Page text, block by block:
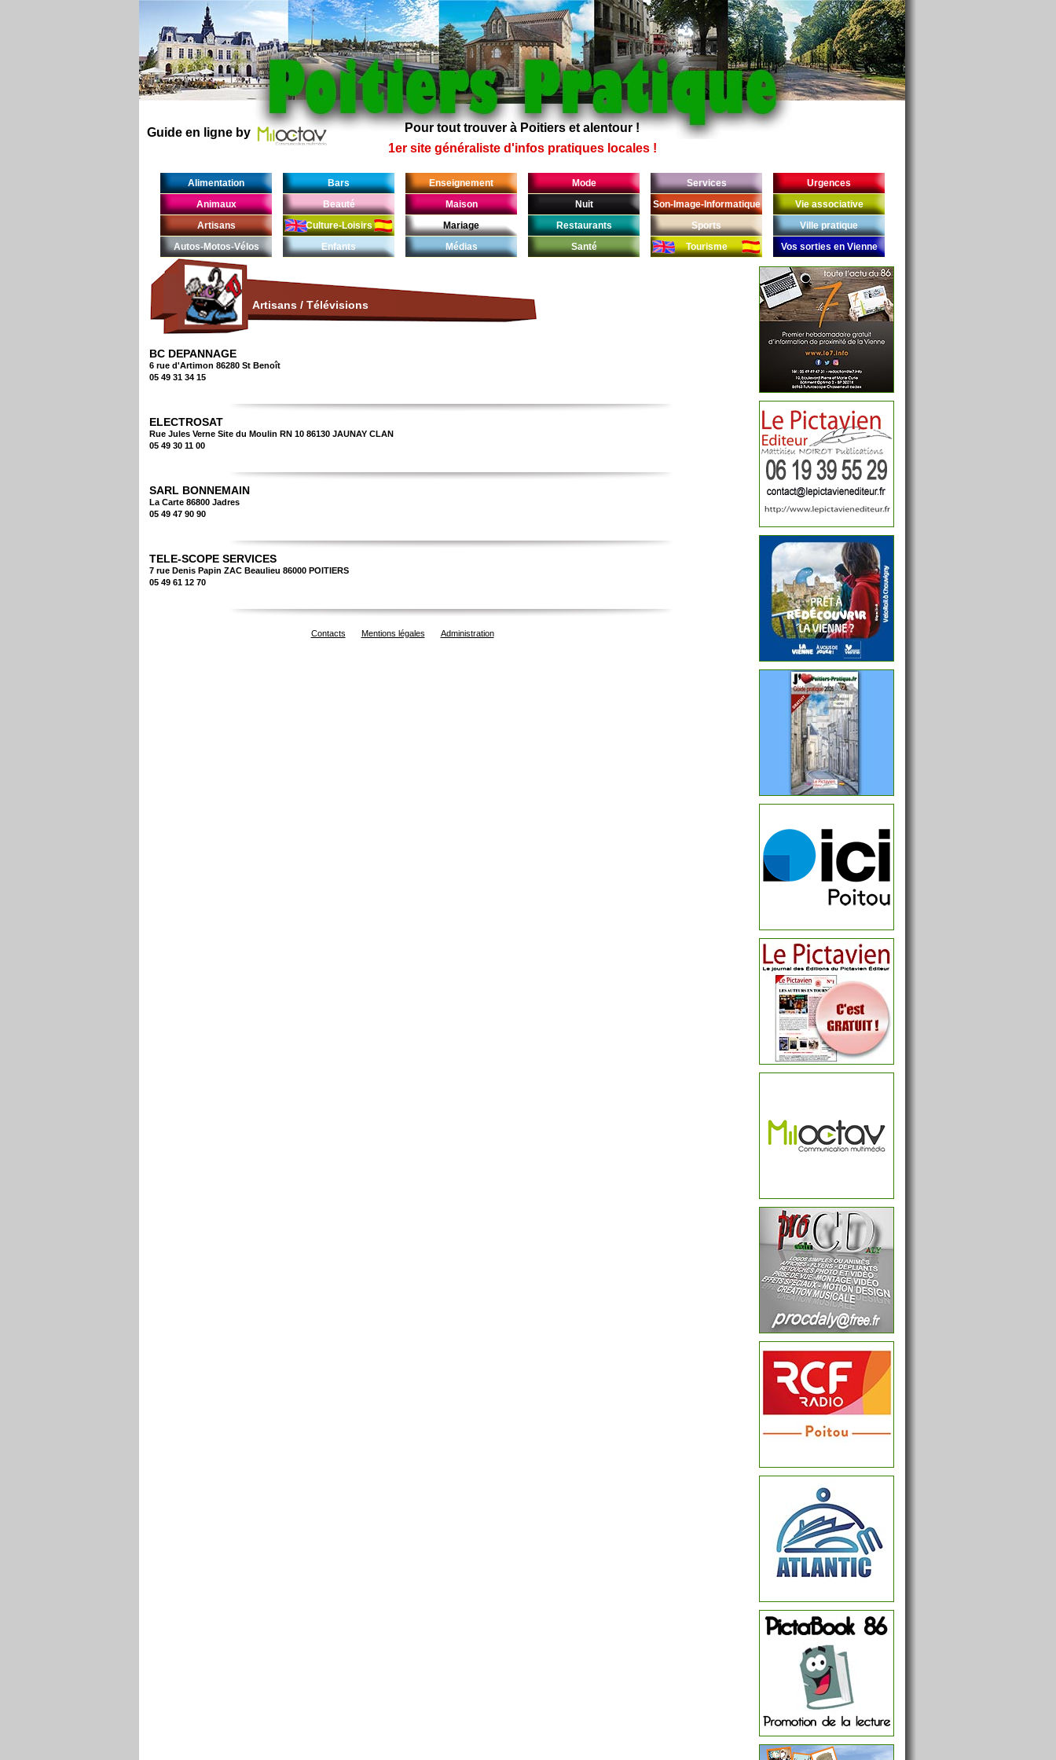
Pour tout trouver à Poitiers et alentour !
1er site généraliste d'infos pratiques locales !
Guide en ligne by
Alimentation
Animaux
Artisans
Autos-Motos-Vélos
Bars
Beauté
Culture-Loisirs
Enfants
Enseignement
Maison
Mariage
Médias
Mode
Nuit
Restaurants
Santé
Services
Son-Image-Informatique
Sports
Tourisme
Urgences
Vie associative
Ville pratique
Vos sorties en Vienne
Artisans / Télévisions
BC DEPANNAGE
6 rue d'Artimon 86280 St Benoît
05 49 31 34 15
ELECTROSAT
Rue Jules Verne Site du Moulin RN 10 86130 JAUNAY CLAN
05 49 30 11 00
SARL BONNEMAIN
La Carte 86800 Jadres
05 49 47 90 90
TELE-SCOPE SERVICES
7 rue Denis Papin ZAC Beaulieu 86000 POITIERS
05 49 61 12 70
Contacts Mentions légales Administration